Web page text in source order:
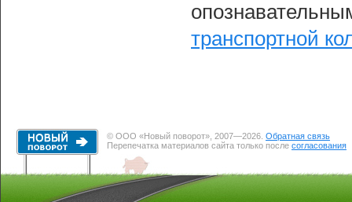
транспортной
© ООО «Новый поворот», 2007—2026. Обратная связь
Перепечатка материалов сайта только после согласования